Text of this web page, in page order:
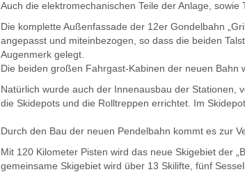
Auch die elektromechanischen Teile der Anlage,
Die komplette Außenfassade der 12er Gondelbahn
angepasst und miteinbezogen, so dass die beiden
Augenmerk gelegt.
Die beiden großen Fahrgast-Kabinen der neuen Bahn
Natürlich wurde auch der Innenausbau der Stationen,
die Skidepots und die Rolltreppen errichtet. Im
Durch den Bau der neuen Pendelbahn kommt es zur
Mit 120 Kilometer Pisten wird das neue Skigebiet der
gemeinsame Skigebiet wird über 13 Skilifte, fünf